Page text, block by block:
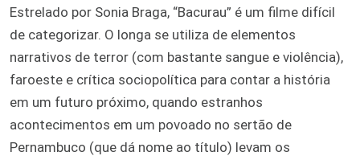
Estrelado por Sonia Braga, “Bacurau” é um filme difícil
de categorizar. O longa se utiliza de elementos
narrativos de terror (com bastante sangue e violência),
faroeste e crítica sociopolítica para contar a história
em um futuro próximo, quando estranhos
acontecimentos em um povoado no sertão de
Pernambuco (que dá nome ao título) levam os